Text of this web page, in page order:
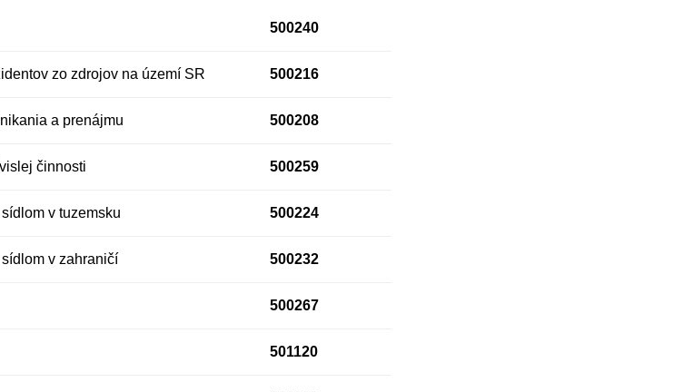
500240
zo zdrojov na území SR 500216
a prenájmu 500208
činnosti 500259
v tuzemsku 500224
v zahraničí 500232
500267
501120